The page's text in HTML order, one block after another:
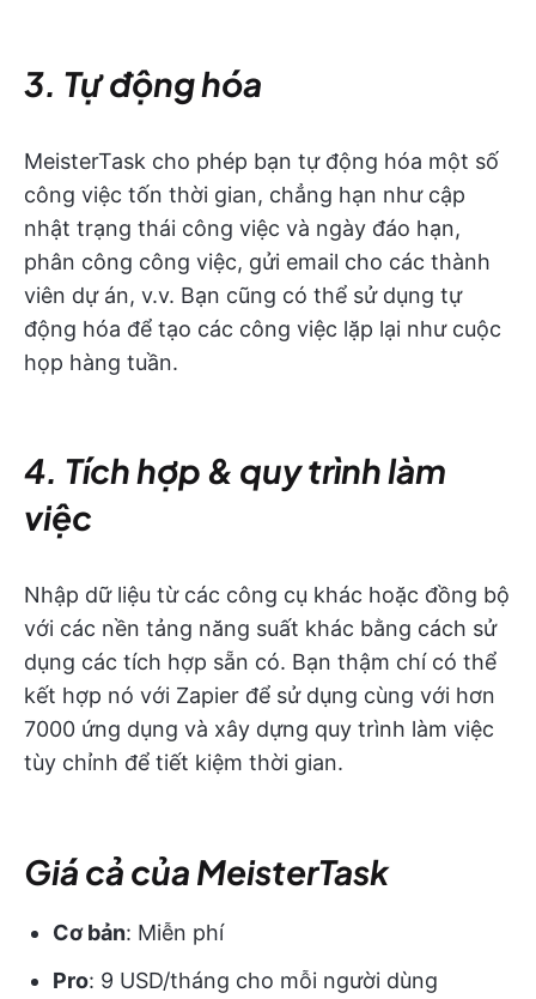
3. Tự động hóa
MeisterTask cho phép bạn tự động hóa một số
công việc tốn thời gian, chẳng hạn như cập
nhật trạng thái công việc và ngày đáo hạn,
phân công công việc, gửi email cho các thành
viên dự án, v.v. Bạn cũng có thể sử dụng tự
động hóa để tạo các công việc lặp lại như cuộc
họp hàng tuần.
4. Tích hợp & quy trình làm
việc
Nhập dữ liệu từ các công cụ khác hoặc đồng bộ
với các nền tảng năng suất khác bằng cách sử
dụng các tích hợp sẵn có. Bạn thậm chí có thể
kết hợp nó với Zapier để sử dụng cùng với hơn
7000 ứng dụng và xây dựng quy trình làm việc
tùy chỉnh để tiết kiệm thời gian.
Giá cả của MeisterTask
Cơ bản: Miễn phí
Pro: 9 USD/tháng cho mỗi người dùng